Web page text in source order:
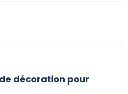
décoration pour